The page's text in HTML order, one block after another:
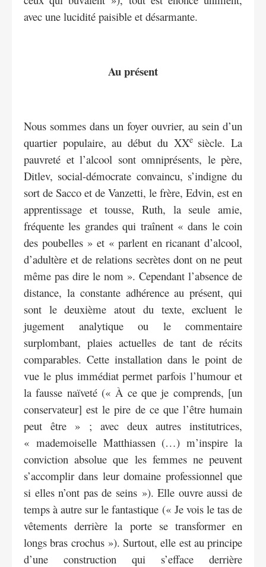
avec une lucidité paisible et désarmante.
Au présent
Nous sommes dans un foyer ouvrier, au sein d’un
quartier populaire, au début du XXe siècle. La
pauvreté et l’alcool sont omniprésents, le père,
Ditlev, social-démocrate convaincu, s’indigne du
sort de Sacco et de Vanzetti, le frère, Edvin, est en
apprentissage et tousse, Ruth, la seule amie,
fréquente les grandes qui traînent « dans le coin
des poubelles » et « parlent en ricanant d’alcool,
d’adultère et de relations secrètes dont on ne peut
même pas dire le nom ». Cependant l’absence de
distance, la constante adhérence au présent, qui
sont le deuxième atout du texte, excluent le
jugement analytique ou le commentaire
surplombant, plaies actuelles de tant de récits
comparables. Cette installation dans le point de
vue le plus immédiat permet parfois l’humour et
la fausse naïveté (« À ce que je comprends, [un
conservateur] est le pire de ce que l’être humain
peut être » ; avec deux autres institutrices,
« mademoiselle Matthiassen (…) m’inspire la
conviction absolue que les femmes ne peuvent
s’accomplir dans leur domaine professionnel que
si elles n’ont pas de seins »). Elle ouvre aussi de
temps à autre sur le fantastique (« Je vois le tas de
vêtements derrière la porte se transformer en
longs bras crochus »). Surtout, elle est au principe
d’une construction qui s’efface derrière